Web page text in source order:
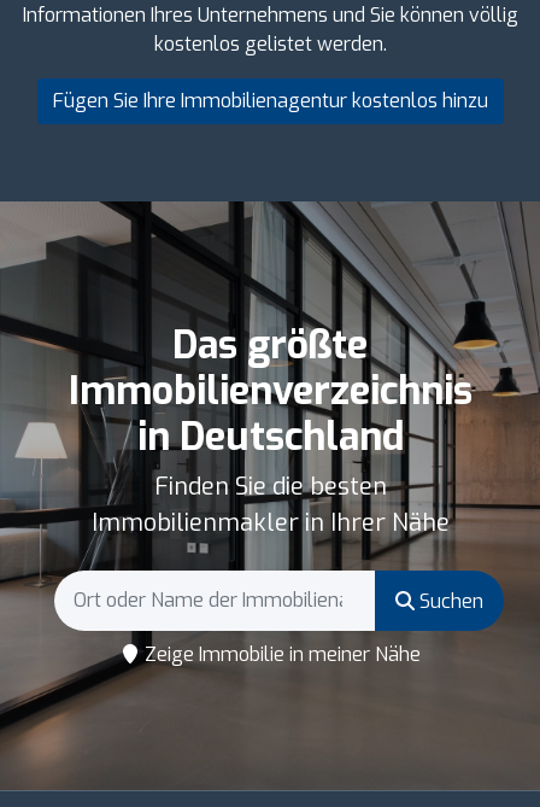
Informationen Ihres Unternehmens und Sie können völlig
kostenlos gelistet werden.
Fügen Sie Ihre Immobilienagentur kostenlos hinzu
Das größte
Immobilienverzeichnis
in Deutschland
Finden Sie die besten
Immobilienmakler in Ihrer Nähe
Suchen
Zeige Immobilie in meiner Nähe